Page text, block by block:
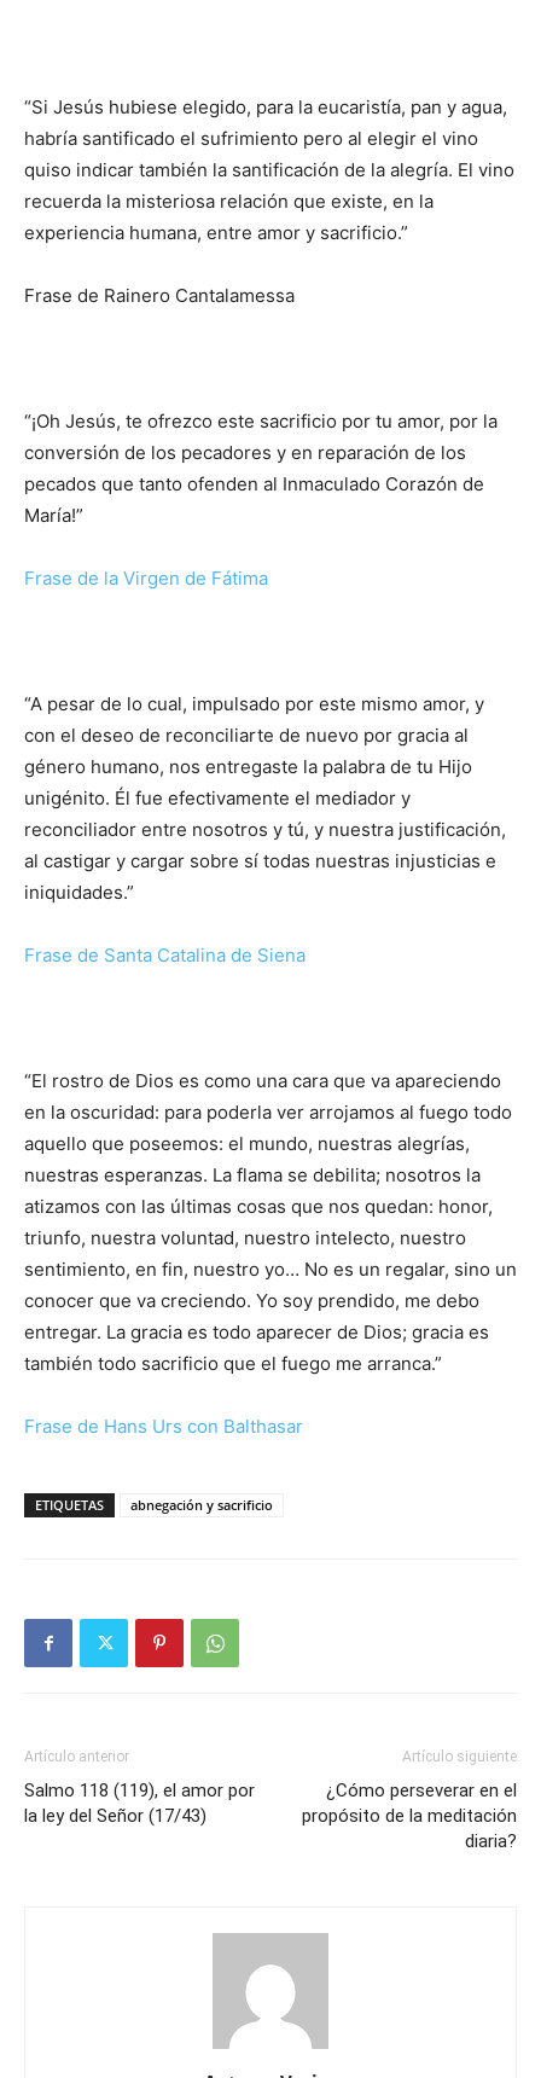
“Si Jesús hubiese elegido, para la eucaristía, pan y agua,
habría santificado el sufrimiento pero al elegir el vino
quiso indicar también la santificación de la alegría. El vino
recuerda la misteriosa relación que existe, en la
experiencia humana, entre amor y sacrificio.”
Frase de Rainero Cantalamessa
“¡Oh Jesús, te ofrezco este sacrificio por tu amor, por la
conversión de los pecadores y en reparación de los
pecados que tanto ofenden al Inmaculado Corazón de
María!”
Frase de la Virgen de Fátima
“A pesar de lo cual, impulsado por este mismo amor, y
con el deseo de reconciliarte de nuevo por gracia al
género humano, nos entregaste la palabra de tu Hijo
unigénito. Él fue efectivamente el mediador y
reconciliador entre nosotros y tú, y nuestra justificación,
al castigar y cargar sobre sí todas nuestras injusticias e
iniquidades.”
Frase de Santa Catalina de Siena
“El rostro de Dios es como una cara que va apareciendo
en la oscuridad: para poderla ver arrojamos al fuego todo
aquello que poseemos: el mundo, nuestras alegrías,
nuestras esperanzas. La flama se debilita; nosotros la
atizamos con las últimas cosas que nos quedan: honor,
triunfo, nuestra voluntad, nuestro intelecto, nuestro
sentimiento, en fin, nuestro yo… No es un regalar, sino un
conocer que va creciendo. Yo soy prendido, me debo
entregar. La gracia es todo aparecer de Dios; gracia es
también todo sacrificio que el fuego me arranca.”
Frase de Hans Urs con Balthasar
ETIQUETAS abnegación y sacrificio
Artículo anterior
Salmo 118 (119), el amor por
la ley del Señor (17/43)
Artículo siguiente
¿Cómo perseverar en el
propósito de la meditación
diaria?